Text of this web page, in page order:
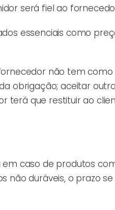
será fiel ao
essenciais como
não tem
obrigação; aceitar
terá que restituir ao
caso de produtos
não duráveis, o prazo